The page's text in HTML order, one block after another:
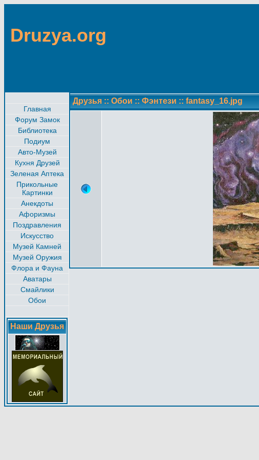
Druzya.org
Главная
Форум Замок
Библиотека
Подиум
Авто-Музей
Кухня Друзей
Зеленая Аптека
Прикольные
Картинки
Анекдоты
Афоризмы
Поздравления
Искусство
Музей Камней
Музей Оружия
Флора и Фауна
Аватары
Смайлики
Обои
Наши Друзья
Друзья :: Обои :: Фэнтези :: fantasy_16.jpg